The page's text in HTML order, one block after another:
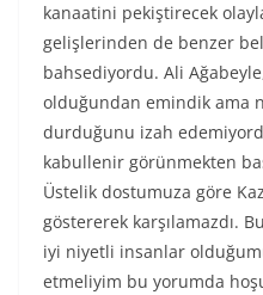
kanaatini pekiştirecek
gelişlerinden de benzer
bahsediyordu. Ali
olduğundan emindik ama
durduğunu izah
kabullenir görünmekten
Üstelik dostumuza göre
göstererek karşılamazdı.
iyi niyetli insanlar
etmeliyim bu yorumda